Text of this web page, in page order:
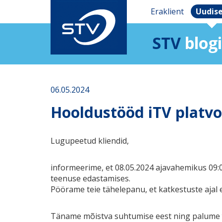
Eraklient
STV blogi
06.05.2024
Hooldustööd iTV
Lugupeetud kliendid,
informeerime, et 08.05.2024 ajavahemikus
teenuse edastamises.
Pöörame teie tähelepanu, et katkestuste
Täname mõistva suhtumise eest ning